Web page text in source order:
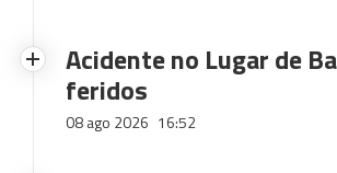
Acidente no Lugar de
feridos
08 ago 2026 16:52